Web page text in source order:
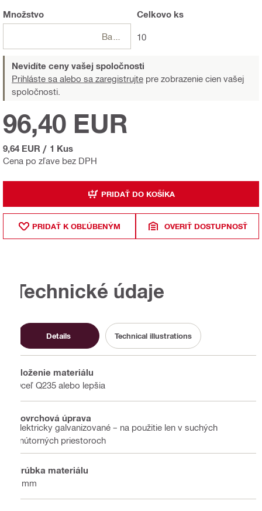
Množstvo Celkovo ks
10
Nevidíte ceny vašej spoločnosti
Prihláste sa alebo sa zaregistrujte pre zobrazenie cien vašej
spoločnosti.
Cena po zľave bez DPH
96,40 EUR
9,64 EUR / 1 Kus
PRIDAŤ DO KOŠÍKA
PRIDAŤ K OBĽÚBENÝM OVERIŤ DOSTUPNOSŤ
Technické údaje
Details Technical illustrations
Zloženie materiálu
Oceľ Q235 alebo lepšia
Povrchová úprava
Elektricky galvanizované – na použitie len v suchých
vnútorných priestoroch
Hrúbka materiálu
4 mm